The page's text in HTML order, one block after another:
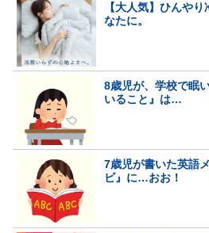
【大人気】ひんや
なたに。
8歳児が、学校で眠
いること』は…
7歳児が書いた英語
ビ』に…おお！